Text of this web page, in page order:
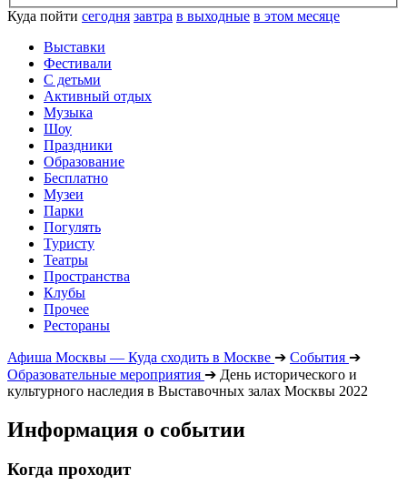
Куда пойти сегодня завтра в выходные в этом месяце
Выставки
Фестивали
С детьми
Активный отдых
Музыка
Шоу
Праздники
Образование
Бесплатно
Музеи
Парки
Погулять
Туристу
Театры
Пространства
Клубы
Прочее
Рестораны
Афиша Москвы — Куда сходить в Москве ➔ События ➔
Образовательные мероприятия ➔ День исторического и
культурного наследия в Выставочных залах Москвы 2022
Информация о событии
Когда проходит